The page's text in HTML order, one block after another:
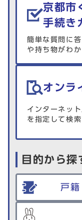
京都市
手続き
簡単な質問に
や持ち物がわか
オンラ
インターネッ
を指定して検索
目的から探
戸